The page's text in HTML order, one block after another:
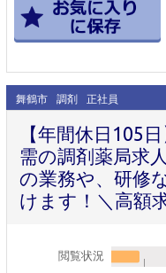
舞鶴市 調剤 正社員
【年間休日105
需の調剤薬局求
の業務や、研修
けます！＼高額
閲覧状況